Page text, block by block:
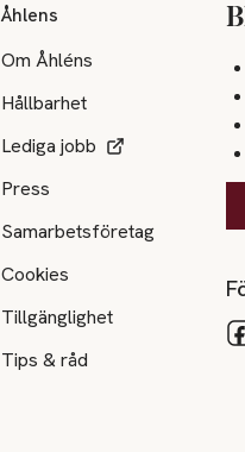
Åhlens
Om Åhléns
Hållbarhet
Lediga jobb
Press
Samarbetsföretag
Cookies
Tillgänglighet
Tips & råd